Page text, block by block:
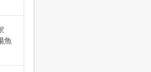
魚